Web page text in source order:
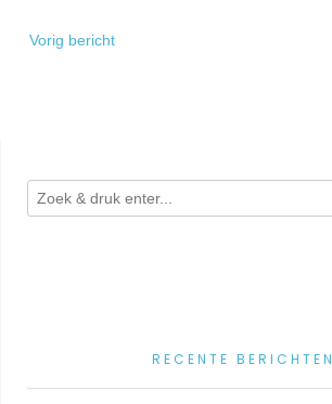
navigatie
Vorig bericht
RECENTE BERICHTEN